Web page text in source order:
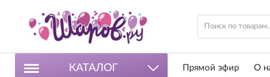
КАТАЛОГ Прямой эфир О